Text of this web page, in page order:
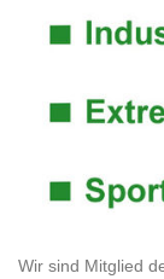
Wir sind Mitglied